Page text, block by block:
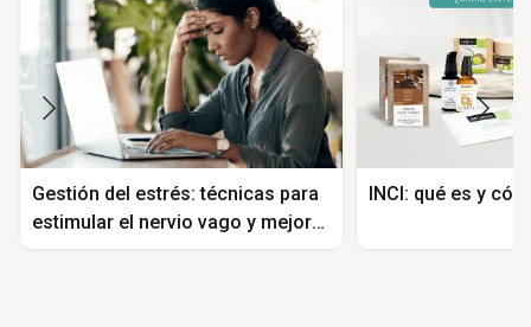
Gestión del estrés: técnicas para
estimular el nervio vago y mejorar
tu bienestar
INCI: qué es y